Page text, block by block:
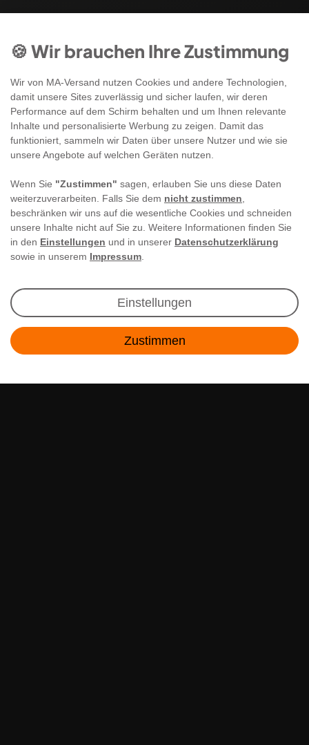
🍪 Wir brauchen Ihre Zustimmung
Wir von MA-Versand nutzen Cookies und andere Technologien,
damit unsere Sites zuverlässig und sicher laufen, wir deren
Performance auf dem Schirm behalten und um Ihnen relevante
Inhalte und personalisierte Werbung zu zeigen. Damit das
funktioniert, sammeln wir Daten über unsere Nutzer und wie sie
unsere Angebote auf welchen Geräten nutzen.
Wenn Sie "Zustimmen" sagen, erlauben Sie uns diese Daten
weiterzuverarbeiten. Falls Sie dem nicht zustimmen
beschränken wir uns auf die wesentliche Cookies und schneiden
unsere Inhalte nicht auf Sie zu. Weitere Informationen finden Sie
in den Einstellungen und in unserer Datenschutzerklärung
sowie in unserem Impressum
Einstellungen
Zustimmen
Newsletter Anmeldung
Angebote & Rabatte per E-Mail erhalten - Geld
sparen war noch nie so einfach!